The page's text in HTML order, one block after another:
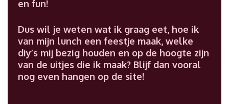
en fun!
Dus wil je weten wat ik graag eet, hoe ik
van mijn lunch een feestje maak, welke
diy’s mij bezig houden en op de hoogte zijn
van de uitjes die ik maak? Blijf dan vooral
nog even hangen op de site!